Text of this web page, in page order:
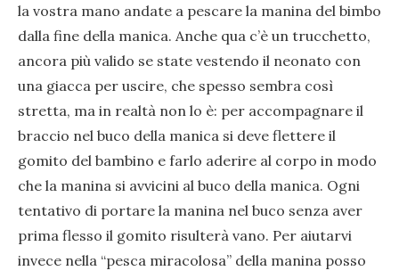
la vostra mano andate a pescare la manina del bimbo
dalla fine della manica. Anche qua c’è un trucchetto,
ancora più valido se state vestendo il neonato con
una giacca per uscire, che spesso sembra così
stretta, ma in realtà non lo è: per accompagnare il
braccio nel buco della manica si deve flettere il
gomito del bambino e farlo aderire al corpo in modo
che la manina si avvicini al buco della manica. Ogni
tentativo di portare la manina nel buco senza aver
prima flesso il gomito risulterà vano. Per aiutarvi
invece nella “pesca miracolosa” della manina posso